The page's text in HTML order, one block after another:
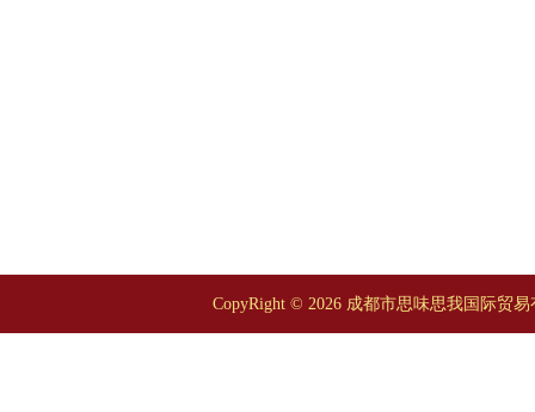
CopyRight © 2026 成都市思味思我国际贸